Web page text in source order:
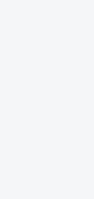
l’Economie et
« les règles et
intermédiaires
clientèle »
banquiers,
Ce rapport